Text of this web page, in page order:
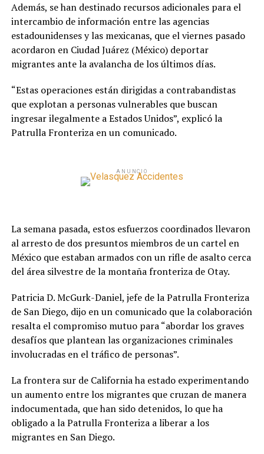
Además, se han destinado recursos adicionales para el
intercambio de información entre las agencias
estadounidenses y las mexicanas, que el viernes pasado
acordaron en Ciudad Juárez (México) deportar
migrantes ante la avalancha de los últimos días.
“Estas operaciones están dirigidas a contrabandistas
que explotan a personas vulnerables que buscan
ingresar ilegalmente a Estados Unidos”, explicó la
Patrulla Fronteriza en un comunicado.
ANUNCIO
La semana pasada, estos esfuerzos coordinados llevaron
al arresto de dos presuntos miembros de un cartel en
México que estaban armados con un rifle de asalto cerca
del área silvestre de la montaña fronteriza de Otay.
Patricia D. McGurk-Daniel, jefe de la Patrulla Fronteriza
de San Diego, dijo en un comunicado que la colaboración
resalta el compromiso mutuo para “abordar los graves
desafíos que plantean las organizaciones criminales
involucradas en el tráfico de personas”.
La frontera sur de California ha estado experimentando
un aumento entre los migrantes que cruzan de manera
indocumentada, que han sido detenidos, lo que ha
obligado a la Patrulla Fronteriza a liberar a los
migrantes en San Diego.